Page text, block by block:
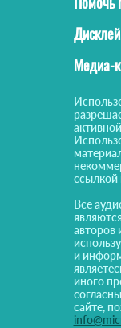
Медиа-
ссылкой
Все
авторов
и
иного
сайте,